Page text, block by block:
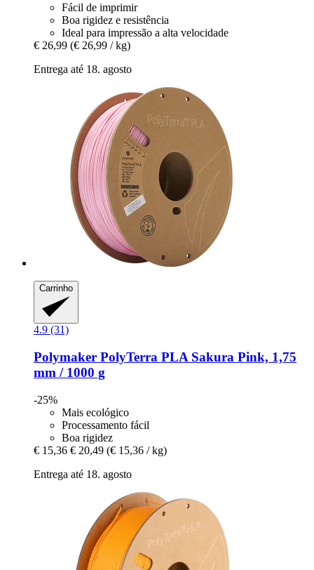
Fácil de imprimir
Boa rigidez e resistência
Ideal para impressão a alta velocidade
€ 26,99 (€ 26,99 / kg)
Entrega até 18. agosto
Carrinho
4.9 (31)
Polymaker PolyTerra PLA Sakura Pink, 1,75
mm / 1000 g
-25%
Mais ecológico
Processamento fácil
Boa rigidez
€ 15,36 € 20,49 (€ 15,36 / kg)
Entrega até 18. agosto